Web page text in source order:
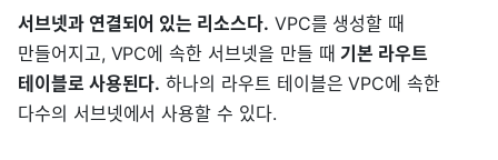
서브넷과 연결되어 있는 리소스다. VPC를 생성할 때
만들어지고, VPC에 속한 서브넷을 만들 때기본 라우트
테이블로 사용된다. 하나의 라우트 테이블은 VPC에 속한
다수의 서브넷에서 사용할 수 있다.